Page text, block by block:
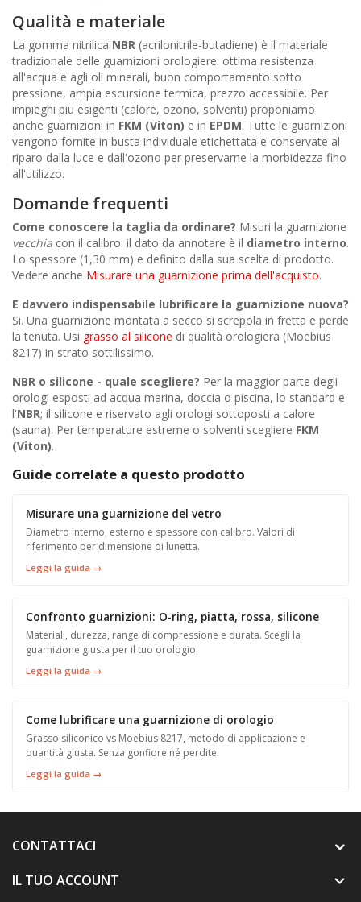
Qualità e materiale
La gomma nitrilica NBR (acrilonitrile-butadiene) è il materiale
tradizionale delle guarnizioni orologiere: ottima resistenza
all'acqua e agli oli minerali, buon comportamento sotto
pressione, ampia escursione termica, prezzo accessibile. Per
impieghi piu esigenti (calore, ozono, solventi) proponiamo
anche guarnizioni in FKM (Viton) e in EPDM. Tutte le guarnizioni
vengono fornite in busta individuale etichettata e conservate al
riparo dalla luce e dall'ozono per preservarne la morbidezza fino
all'utilizzo.
Domande frequenti
Come conoscere la taglia da ordinare? Misuri la guarnizione
vecchia con il calibro: il dato da annotare è il diametro interno.
Lo spessore (1,30 mm) e definito dalla sua scelta di prodotto.
Vedere anche Misurare una guarnizione prima dell'acquisto.
E davvero indispensabile lubrificare la guarnizione nuova?
Si. Una guarnizione montata a secco si screpola in fretta e perde
la tenuta. Usi grasso al silicone di qualità orologiera (Moebius
8217) in strato sottilissimo.
NBR o silicone - quale scegliere? Per la maggior parte degli
orologi esposti ad acqua marina, doccia o piscina, lo standard e
l'NBR; il silicone e riservato agli orologi sottoposti a calore
(sauna). Per temperature estreme o solventi scegliere FKM
(Viton).
Guide correlate a questo prodotto
Misurare una guarnizione del vetro
Diametro interno, esterno e spessore con calibro. Valori di
riferimento per dimensione di lunetta.
Leggi la guida →
Confronto guarnizioni: O-ring, piatta, rossa, silicone
Materiali, durezza, range di compressione e durata. Scegli la
guarnizione giusta per il tuo orologio.
Leggi la guida →
Come lubrificare una guarnizione di orologio
Grasso siliconico vs Moebius 8217, metodo di applicazione e
quantità giusta. Senza gonfiore né perdite.
Leggi la guida →
CONTATTACI
IL TUO ACCOUNT
